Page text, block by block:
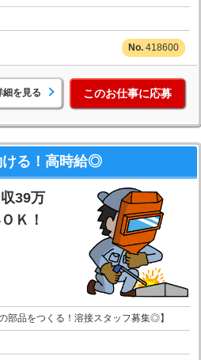
418600
細を見る このお仕事に応募
ける！高時給◎
39万
Ｋ！
部品をつくる！溶接スタッフ募集◎】